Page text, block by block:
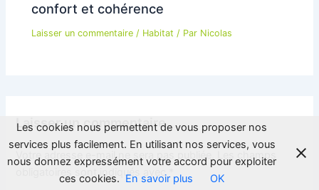
confort et cohérence
Laisser un commentaire / Habitat / Par Nicolas
Laisser un commentaire
Votre adresse e-mail ne sera pas publiée.
Les champs
obligatoires sont indiqués avec
Les cookies nous permettent de vous proposer nos
services plus facilement. En utilisant nos services, vous
nous donnez expressément votre accord pour exploiter
ces cookies. En savoir plus OK